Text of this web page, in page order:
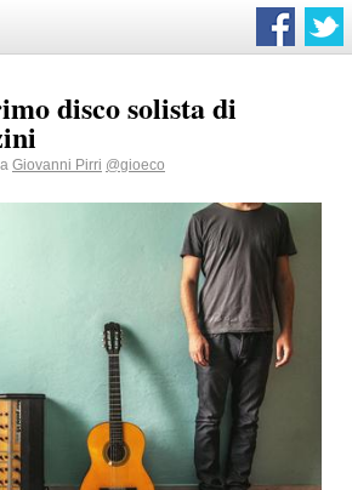
disco solista di
Giovanni Pirri @gioeco